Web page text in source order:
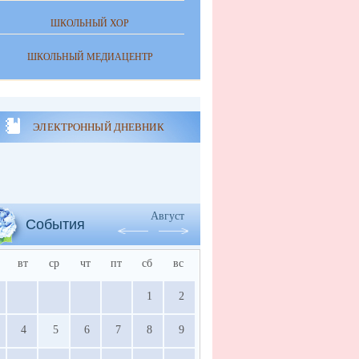
ШКОЛЬНЫЙ ХОР
ШКОЛЬНЫЙ МЕДИАЦЕНТР
ЭЛЕКТРОННЫЙ ДНЕВНИК
События
Август
вт ср чт пт сб вс
1 2
4 5 6 7 8 9